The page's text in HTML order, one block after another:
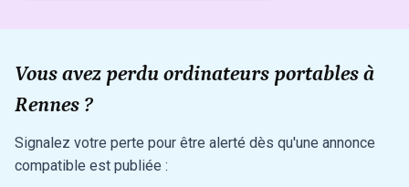
Vous avez perdu ordinateurs portables à
Rennes ?
Signalez votre perte pour être alerté dès qu'une annonce
compatible est publiée :